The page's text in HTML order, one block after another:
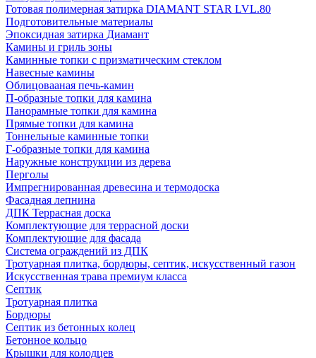
Готовая полимерная затирка DIAMANT STAR LVL.80
Подготовительные материалы
Эпоксидная затирка Диамант
Камины и гриль зоны
Каминные топки с призматическим стеклом
Навесные камины
Облицовааная печь-камин
П-образные топки для камина
Панорамные топки для камина
Прямые топки для камина
Тоннельные каминные топки
Г-образные топки для камина
Наружные конструкции из дерева
Перголы
Импрегнированная древесина и термодоска
Фасадная лепнина
ДПК Террасная доска
Комплектующие для террасной доски
Комплектующие для фасада
Система ограждений из ДПК
Тротуарная плитка, бордюры, септик, искусственный газон
Искусственная трава премиум класса
Септик
Тротуарная плитка
Бордюры
Септик из бетонных колец
Бетонное кольцо
Крышки для колодцев